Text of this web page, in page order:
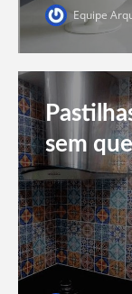
Equipe
sem